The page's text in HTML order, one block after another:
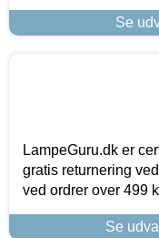
Se
LampeGuru.dk er
gratis returnering
ved ordrer over 499
Se